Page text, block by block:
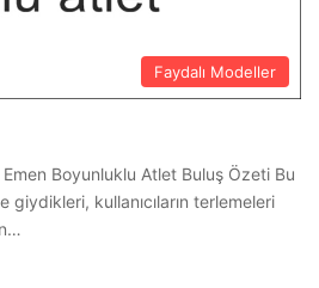
Faydalı Modeller
Boyunluklu Atlet Buluş Özeti Bu
giydikleri, kullanıcıların terlemeleri